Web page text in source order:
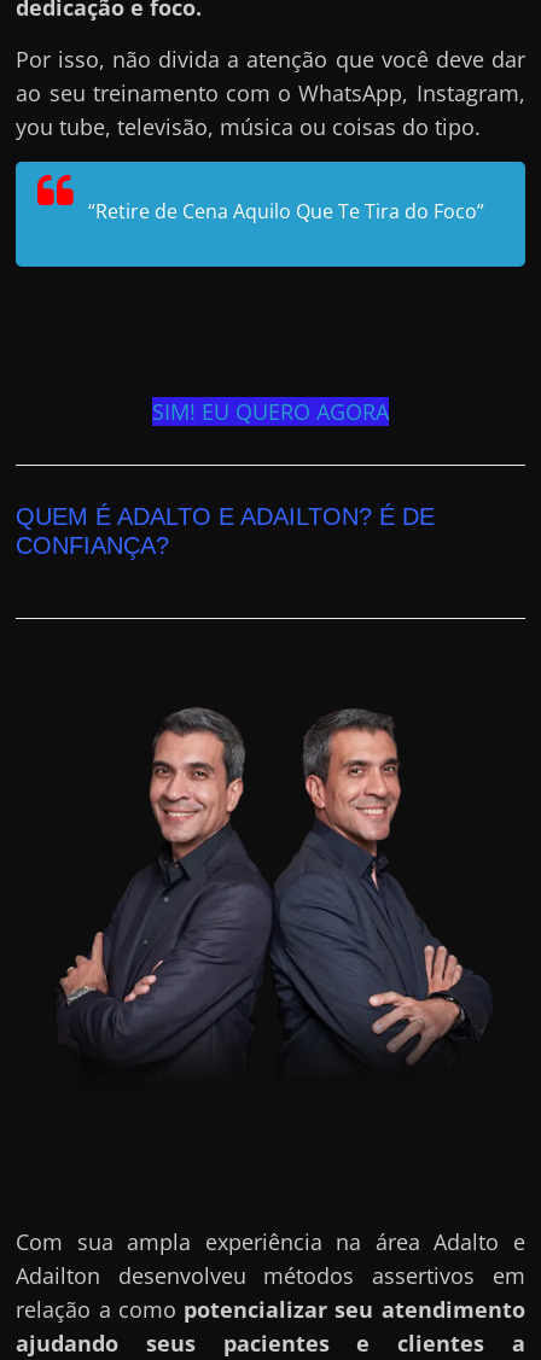
dedicação e foco.
Por isso, não divida a atenção que você deve dar
ao seu treinamento com o WhatsApp, Instagram,
you tube, televisão, música ou coisas do tipo.
“Retire de Cena Aquilo Que Te Tira do Foco”
SIM! EU QUERO AGORA
QUEM É ADALTO E ADAILTON? É DE
CONFIANÇA?
Com sua ampla experiência na área Adalto e
Adailton desenvolveu métodos assertivos em
relação a como potencializar seu atendimento
ajudando seus pacientes e clientes a